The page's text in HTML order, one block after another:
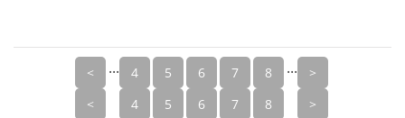
<
<
...
4
4
5
5
6
6
7
7
8
8
...
>
>